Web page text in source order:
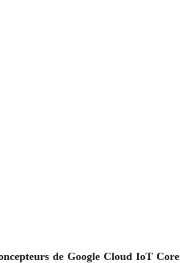
de Google Cloud IoT Core